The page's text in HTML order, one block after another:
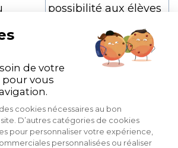
et
la
possibilité aux élèves
d'exprimer leur
compréhension de
notions
des moyens non
verbaux ou non écrits,
de votre
vous
cookies nécessaires au bon
D’autres catégories de cookies
pour personnaliser votre expérience,
personnalisées ou réaliser